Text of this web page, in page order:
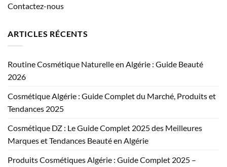
Contactez-nous
ARTICLES RÉCENTS
Routine Cosmétique Naturelle en Algérie : Guide Beauté
2026
Cosmétique Algérie : Guide Complet du Marché, Produits et
Tendances 2025
Cosmétique DZ : Le Guide Complet 2025 des Meilleures
Marques et Tendances Beauté en Algérie
Produits Cosmétiques Algérie : Guide Complet 2025 –